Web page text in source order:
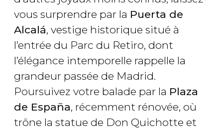
vous surprendre par la Puerta de
Alcalá, vestige historique situé à
l’entrée du Parc du Retiro, dont
l’élégance intemporelle rappelle la
grandeur passée de Madrid.
Poursuivez votre balade par la Plaza
de España, récemment rénovée, où
trône la statue de Don Quichotte et